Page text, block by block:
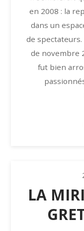
en 2008 : la
dans un
de spectateurs.
de novembre
fut bien
LA